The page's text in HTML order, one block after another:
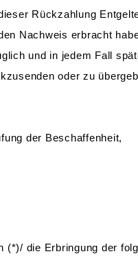
Rückzahlung
Nachweis erbracht
und in jedem Fall
oder zu
der Beschaffenheit,
(*)/ die Erbringung der